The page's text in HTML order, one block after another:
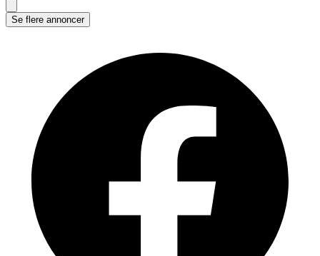
Se flere annoncer